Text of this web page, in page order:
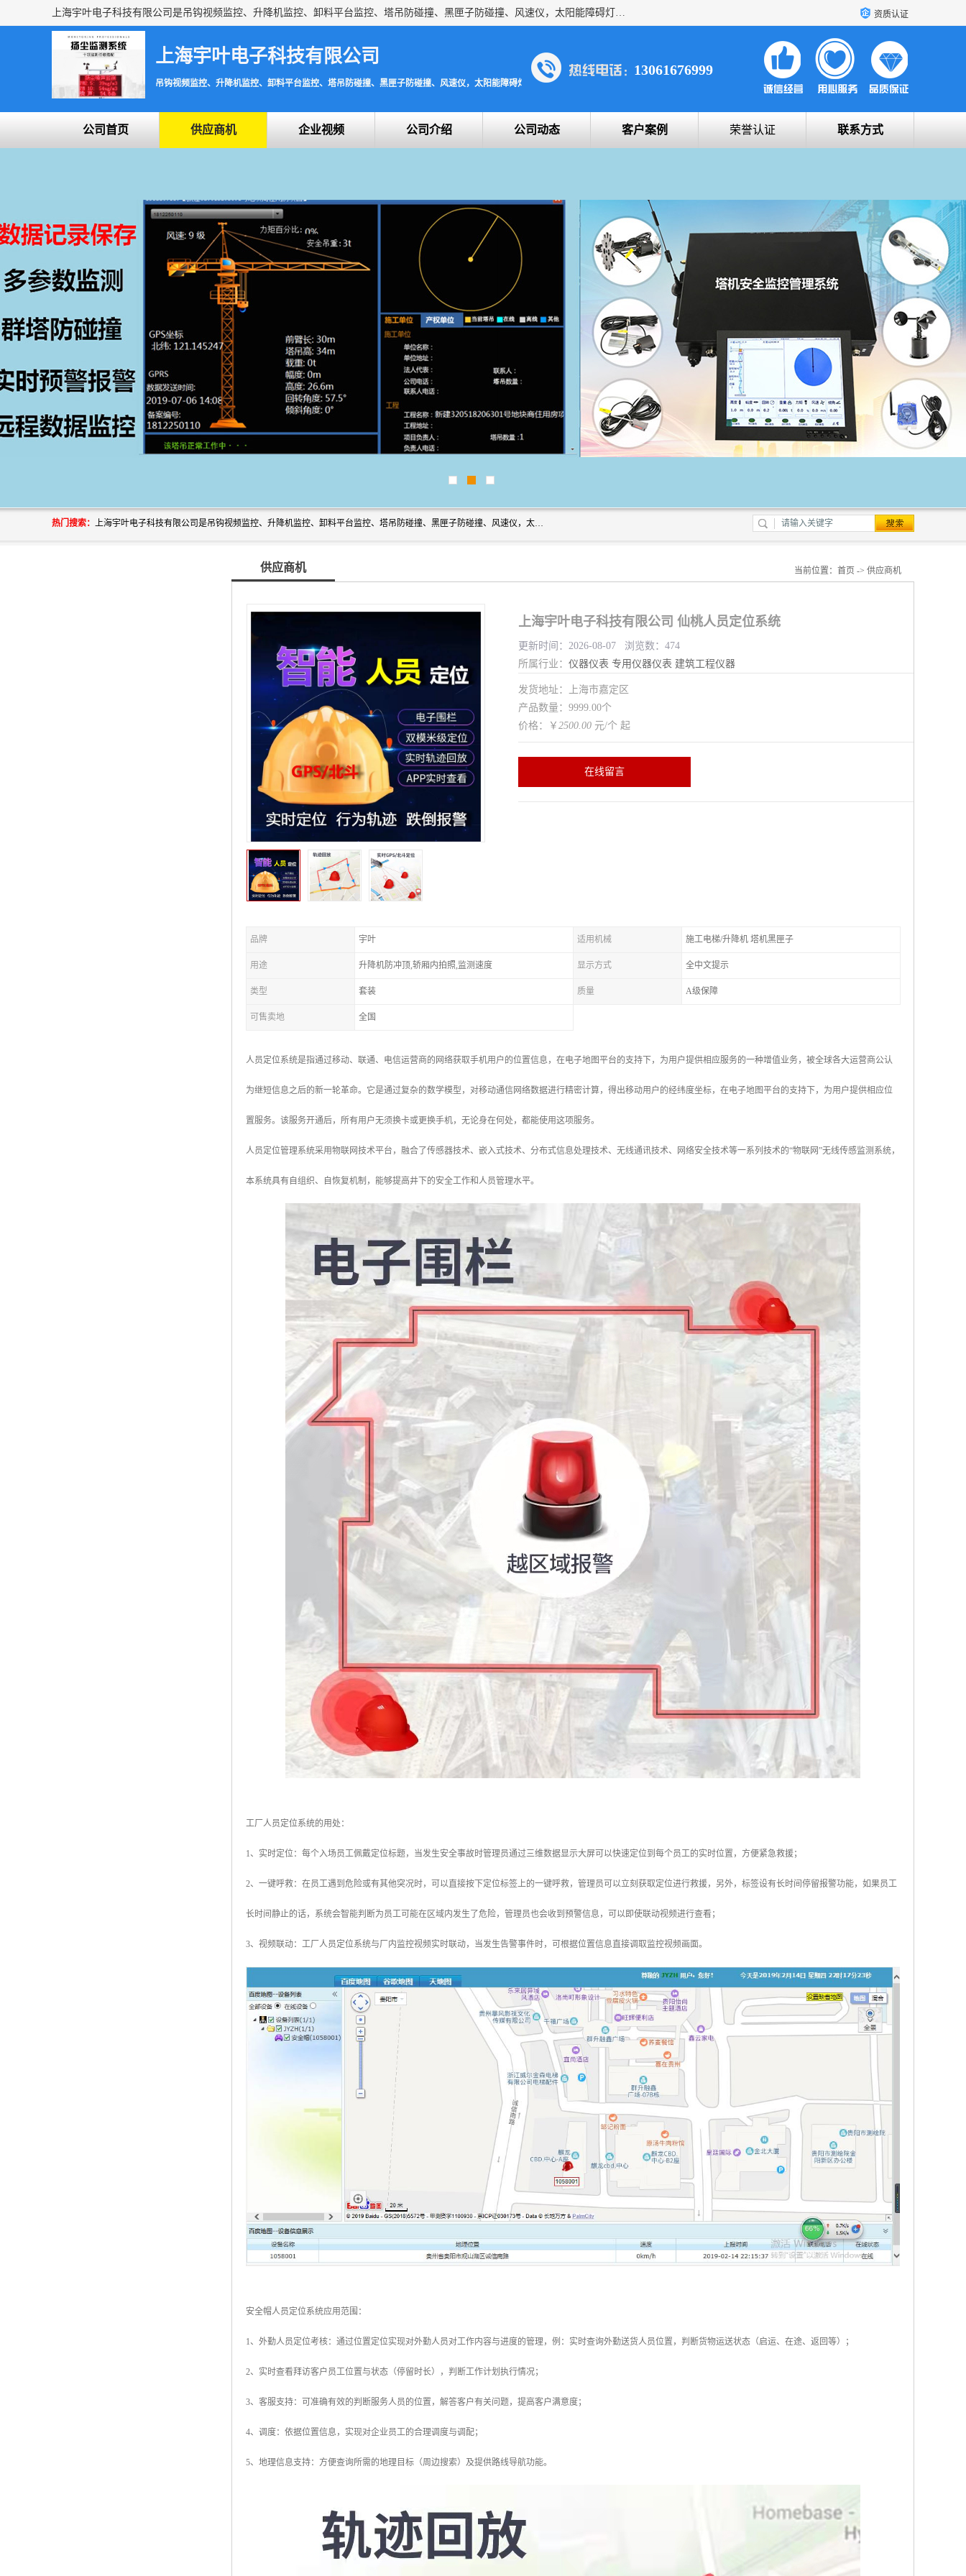
上海宇叶电子科技有限公司是吊钩视频监控、升降机监控、卸料平台监控、塔吊防碰撞、黑匣子防碰撞、风速仪，太阳能障碍灯安全提示灯等一系列升降机的常用配件产品专业研发生产加工的公司，拥有完整、科学的质量管理体系。 资质认证
上海宇叶电子科技有限公司
吊钩视频监控、升降机监控、卸料平台监控、塔吊防碰撞、黑匣子防碰撞、风速仪，太阳能障碍灯安全提示灯
13061676999
公司首页 供应商机 企业视频 公司介绍 公司动态 客户案例 荣誉认证 联系方式
热门搜索： 上海宇叶电子科技有限公司是吊钩视频监控、升降机监控、卸料平台监控、塔吊防碰撞、黑匣子防碰撞、风速仪，太阳能障碍灯安全提示灯等一系列升降机的常用配件产品专业研发生产加工的公司，拥有完整、科学的质量管理体系。
供应商机 当前位置： 首页 -> 供应商机
上海宇叶电子科技有限公司 仙桃人员定位系统
更新时间：2026-08-07 浏览数：474
所属行业： 仪器仪表 专用仪器仪表 建筑工程仪器
发货地址：上海市嘉定区
产品数量：9999.00个
价格：￥ 2500.00 元/个 起
在线留言
品牌 宇叶 适用机械 施工电梯/升降机 塔机黑匣子
用途 升降机防冲顶,轿厢内拍照,监测速度 显示方式 全中文提示
类型 套装 质量 A级保障
可售卖地 全国
人员定位系统是指通过移动、联通、电信运营商的网络获取手机用户的位置信息，在电子地图平台的支持下，为用户提供相应服务的一种增值业务，被全球各大运营商公认
为继短信息之后的新一轮革命。它是通过复杂的数学模型，对移动通信网络数据进行精密计算，得出移动用户的经纬度坐标，在电子地图平台的支持下，为用户提供相应位
置服务。该服务开通后，所有用户无须换卡或更换手机，无论身在何处，都能使用这项服务。
人员定位管理系统采用物联网技术平台，融合了传感器技术、嵌入式技术、分布式信息处理技术、无线通讯技术、网络安全技术等一系列技术的“物联网”无线传感监测系统，
本系统具有自组织、自恢复机制，能够提高井下的安全工作和人员管理水平。
工厂人员定位系统的用处：
1、实时定位：每个入场员工佩戴定位标题，当发生安全事故时管理员通过三维数据显示大屏可以快速定位到每个员工的实时位置，方便紧急救援；
2、一键呼救：在员工遇到危险或有其他突况时，可以直接按下定位标签上的一键呼救，管理员可以立刻获取定位进行救援，另外，标签设有长时间停留报警功能，如果员工
长时间静止的话，系统会智能判断为员工可能在区域内发生了危险，管理员也会收到预警信息，可以即使联动视频进行查看；
3、视频联动：工厂人员定位系统与厂内监控视频实时联动，当发生告警事件时，可根据位置信息直接调取监控视频画面。
安全帽人员定位系统应用范围：
1、外勤人员定位考核：通过位置定位实现对外勤人员对工作内容与进度的管理，例：实时查询外勤送货人员位置，判断货物运送状态（启运、在途、返回等）；
2、实时查看拜访客户员工位置与状态（停留时长），判断工作计划执行情况；
3、客服支持：可准确有效的判断服务人员的位置，解答客户有关问题，提高客户满意度；
4、调度：依据位置信息，实现对企业员工的合理调度与调配；
5、地理信息支持：方便查询所需的地理目标（周边搜索）及提供路线导航功能。